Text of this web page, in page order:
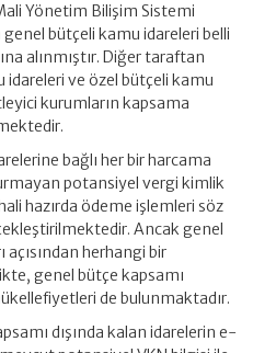
Yönetim Bilişim Sistemi
bütçeli kamu idareleri belli
alınmıştır. Diğer taraftan
ve özel bütçeli kamu
kurumların kapsama
bağlı her bir harcama
potansiyel vergi kimlik
hazırda ödeme işlemleri söz
Ancak genel
herhangi bir
genel bütçe kapsamı
de bulunmaktadır.
dışında kalan idarelerin e-